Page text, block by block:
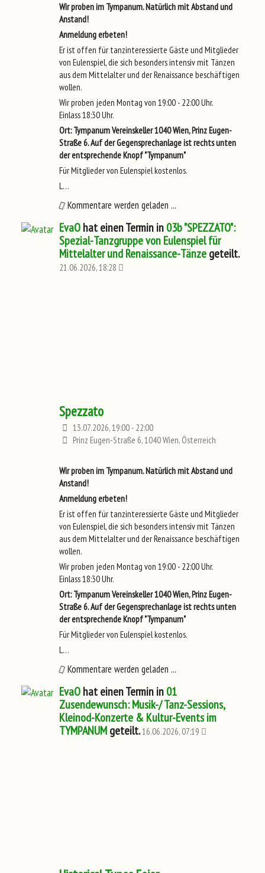
Wir proben im Tympanum. Natürlich mit Abstand und
Anstand!
Anmeldung erbeten!
Er ist offen für tanzinteressierte Gäste und Mitglieder
von Eulenspiel, die sich besonders intensiv mit Tänzen
aus dem Mittelalter und der Renaissance beschäftigen
wollen.
Wir proben jeden Montag von 19:00 - 22:00 Uhr.
Einlass 18:30 Uhr.
Ort: Tympanum Vereinskeller 1040 Wien, Prinz Eugen-
Straße 6. Auf der Gegensprechanlage ist rechts unten
der entsprechende Knopf "Tympanum"
Für Mitglieder von Eulenspiel kostenlos.
L…
Kommentare werden geladen ...
EvaOhat einen Termin in03b "SPEZZATO":
Spezial-Tanzgruppe von Eulenspiel für
Mittelalter und Renaissance-Tänzegeteilt.
21.06.2026, 18:28
Spezzato
13.07.2026, 19:00 - 22:00
Prinz Eugen-Straße 6, 1040 Wien, Österreich
Wir proben im Tympanum. Natürlich mit Abstand und
Anstand!
Anmeldung erbeten!
Er ist offen für tanzinteressierte Gäste und Mitglieder
von Eulenspiel, die sich besonders intensiv mit Tänzen
aus dem Mittelalter und der Renaissance beschäftigen
wollen.
Wir proben jeden Montag von 19:00 - 22:00 Uhr.
Einlass 18:30 Uhr.
Ort: Tympanum Vereinskeller 1040 Wien, Prinz Eugen-
Straße 6. Auf der Gegensprechanlage ist rechts unten
der entsprechende Knopf "Tympanum"
Für Mitglieder von Eulenspiel kostenlos.
L…
Kommentare werden geladen ...
EvaOhat einen Termin in01
Zusendewunsch: Musik-/ Tanz-Sessions,
Kleinod-Konzerte & Kultur-Events im
TYMPANUMgeteilt.16.06.2026, 07:19